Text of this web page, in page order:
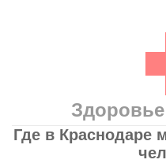
Где в Краснодаре